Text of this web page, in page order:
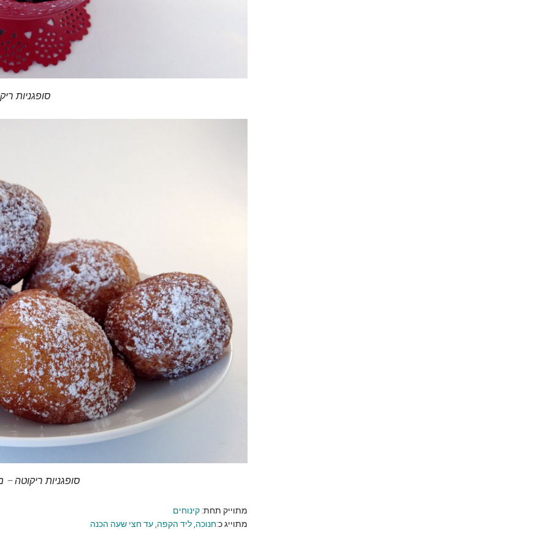
סופגניות
סופגניות ריקוטה
מתוייק תחת: קינוחים
מתוייג כ:חנוכה, ליד הקפה, עד חצי שעה הכנה